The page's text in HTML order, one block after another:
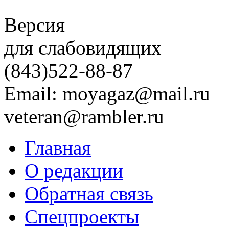
Версия
для слабовидящих
(843)522-88-87
Email: moyagaz@mail.ru
veteran@rambler.ru
Главная
О редакции
Обратная связь
Спецпроекты